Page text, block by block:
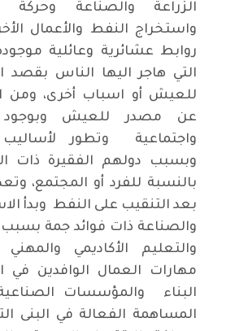
الزراعة والصناعة وحركة
واستخراج النفط والأعمال
روابط عشائرية وعائلية
التي هاجر اليها الناس بقصد
للعيش أو اسباب أخرى، ومن
عن مصدر للعيش وبوجود
واجتماعية وتطور لأساليب
وبسبب دولهم الفقيرة ذات
بالنسبة للفرد أو المجتمع،
بعد التنقيب على النفط وبدأ
والصناعة ذات فوائد جمة بسبب
والتعليم الأكاديمي والمهني
مهارات العمال الوافدين في
البناء والمؤسسات
المساهمة الفعالة في البنى